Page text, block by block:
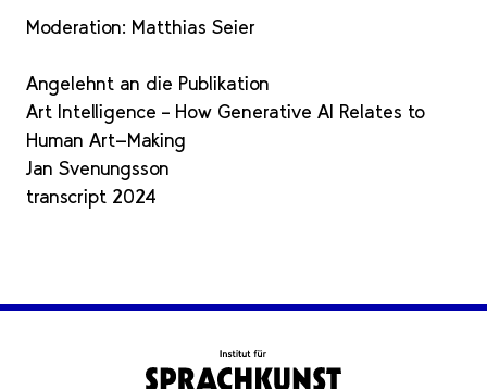
Moderation: Matthias Seier
Angelehnt an die Publikation
Art Intelligence – How Generative AI Relates to
Human Art-Making
Jan Svenungsson
transcript 2024